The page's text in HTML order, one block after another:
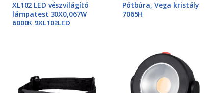
XL102 LED vészvilágító
lámpatest 30X0,067W
6000K 9XL102LED
Pótbúra, Vega kristály
7065H